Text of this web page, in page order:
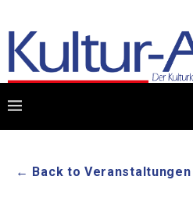
← Back to Veranstaltungen